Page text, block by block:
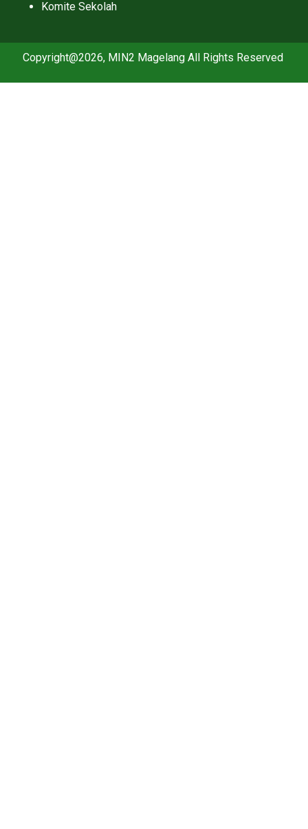
Komite Sekolah
Copyright@2026, MIN2 Magelang All Rights Reserved